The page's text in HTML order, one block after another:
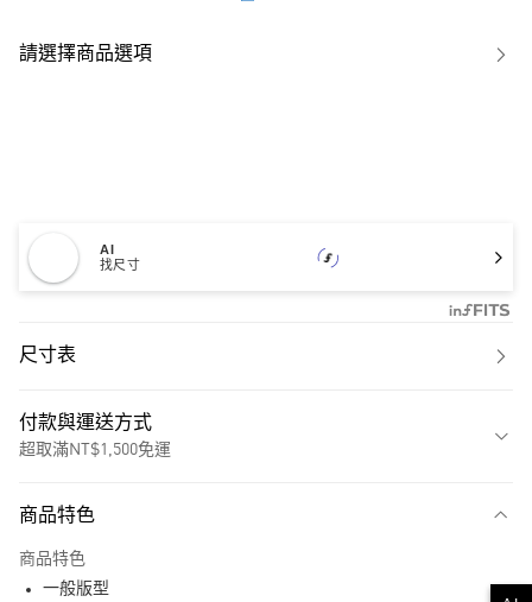
請選擇商品選項
AI
找尺寸
尺寸表
付款與運送方式
超取滿NT$1,500免運
商品特色
商品特色
一般版型